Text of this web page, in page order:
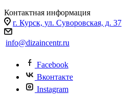
Контактная информация
г. Курск, ул. Суворовская, д. 37
info@dizaincentr.ru
Facebook
Вконтакте
Instagram